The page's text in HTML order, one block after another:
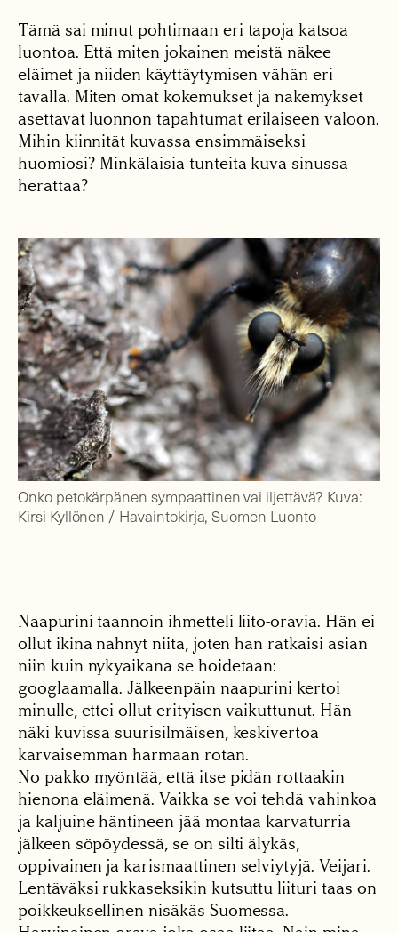
Tämä sai minut pohtimaan eri tapoja katsoa
luontoa. Että miten jokainen meistä näkee
eläimet ja niiden käyttäytymisen vähän eri
tavalla. Miten omat kokemukset ja näkemykset
asettavat luonnon tapahtumat erilaiseen valoon.
Mihin kiinnität kuvassa ensimmäiseksi
huomiosi? Minkälaisia tunteita kuva sinussa
herättää?
Onko petokärpänen sympaattinen vai iljettävä? Kuva:
Kirsi Kyllönen / Havaintokirja, Suomen Luonto
Naapurini taannoin ihmetteli liito-oravia. Hän ei
ollut ikinä nähnyt niitä, joten hän ratkaisi asian
niin kuin nykyaikana se hoidetaan:
googlaamalla. Jälkeenpäin naapurini kertoi
minulle, ettei ollut erityisen vaikuttunut. Hän
näki kuvissa suurisilmäisen, keskivertoa
karvaisemman harmaan rotan.
No pakko myöntää, että itse pidän rottaakin
hienona eläimenä. Vaikka se voi tehdä vahinkoa
ja kaljuine häntineen jää montaa karvaturria
jälkeen söpöydessä, se on silti älykäs,
oppivainen ja karismaattinen selviytyjä. Veijari.
Lentäväksi rukkaseksikin kutsuttu liituri taas on
poikkeuksellinen nisäkäs Suomessa.